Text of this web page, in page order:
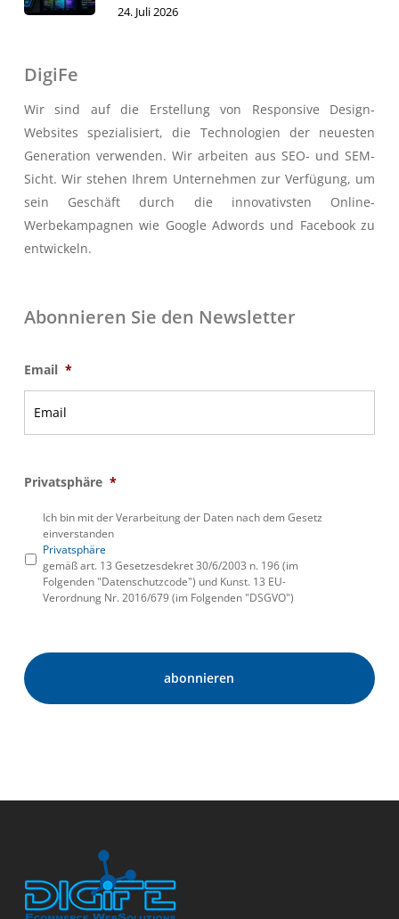
24. Juli 2026
DigiFe
Wir sind auf die Erstellung von Responsive Design-
Websites spezialisiert, die Technologien der neuesten
Generation verwenden. Wir arbeiten aus SEO- und SEM-
Sicht. Wir stehen Ihrem Unternehmen zur Verfügung, um
sein Geschäft durch die innovativsten Online-
Werbekampagnen wie Google Adwords und Facebook zu
entwickeln.
Abonnieren Sie den Newsletter
Email *
Privatsphäre *
Ich bin mit der Verarbeitung der Daten nach dem Gesetz
einverstanden
Privatsphäre
gemäß art. 13 Gesetzesdekret 30/6/2003 n. 196 (im
Folgenden "Datenschutzcode") und Kunst. 13 EU-
Verordnung Nr. 2016/679 (im Folgenden "DSGVO")